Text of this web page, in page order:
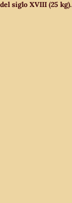
siglo XVIII (25 kg).